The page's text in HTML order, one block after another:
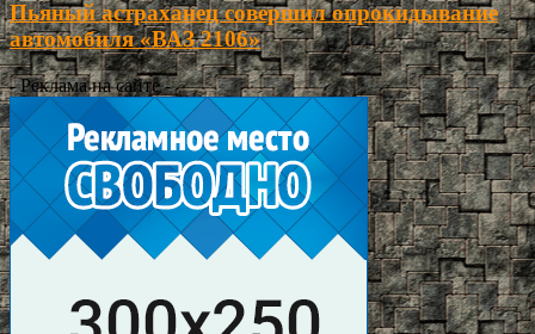
Пьяный астраханец совершил опрокидывание
автомобиля «ВАЗ 2106»
- Реклама на сайте -